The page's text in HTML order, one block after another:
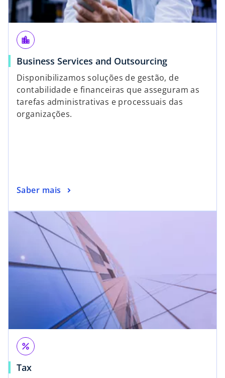
location_city
Business Services and Outsourcing
Disponibilizamos soluções de gestão, de
contabilidade e financeiras que asseguram as
tarefas administrativas e processuais das
organizações.
Saber mais
percent
Tax